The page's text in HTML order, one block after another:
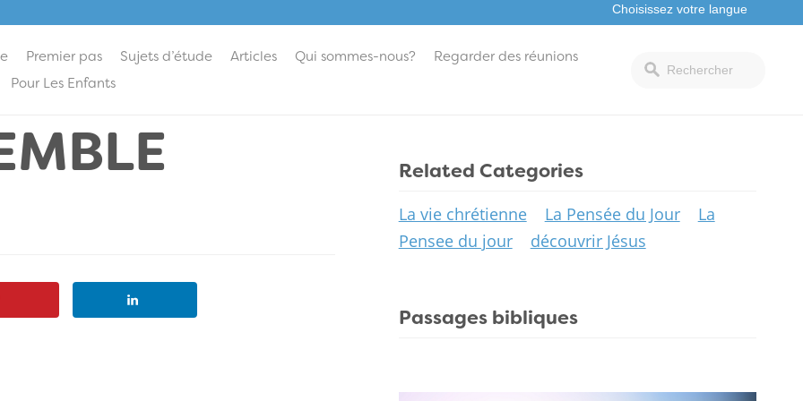
Premier pas Sujets d’étude Articles Qui sommes-nous?
Regarder des réunions
Pour Les Enfants
Related Categories
La vie chrétienne La Pensée du Jour
La
Pensee du jour
découvrir Jésus
Passages bibliques